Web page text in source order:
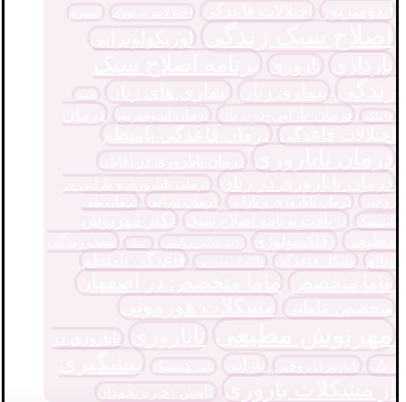
اختلالات قاعدگی اختلالات پریودی اسپرم
اصلاح سبک زندگی اوریکولوتراپی
بارداری باروری برنامه اصلاح سبک
زندگی
بیماری زنان بیماری های زنان
تخمک
حاملگی
درمان-نازایی-در-زنان درمان آندومتریوز
درمان
اختلالات قاعدگی درمان قاعدگی نامنظم
درمان ناباروری درمان ناباروری در آقایان
درمان ناباروری در زنان
درمان ناباروری و نارایی در
زوجین
درمان ناباروری و نازایی درمان نازایی
درمان پلی
کیستیک
دریافت برنامه اصلاح سبک
دکتر مهرنوش
مطیعی
رفلکسولوژی رژیم غذایی مناسب زایمان
سبک زندگی
سیکل قاعدگی علائم آندومتریوز قاعدگی نامنظم
ماما متخصص ماما متخصص در اصفهان
متخصص مامایی مشکلات هورمونی
مهرنوش مطیعی ناباروری
ناباروری در
زنان
ناباروری زوجین نازایی پلی کیستیک
پیشگیری
از مشکلات باروری
کاهش ذخیره تخمدان